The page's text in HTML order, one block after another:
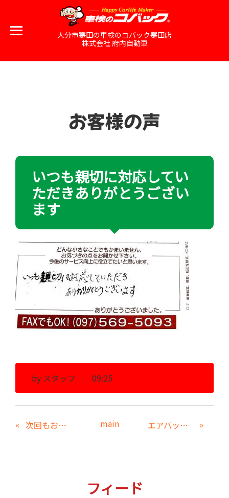
大分市寒田の車検のコバック寒田店
株式会社 府内自動車
お客様の声
いつも親切に対応してい
ただきありがとうござい
ます
by スタッフ 09:25
« 次回もお願いしたいです main エアバックのリコールのお知らせをしていただいた »
フィード